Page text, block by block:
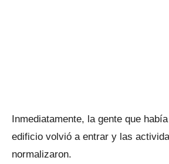
Inmediatamente, la gente que
edificio volvió a entrar y las
normalizaron.